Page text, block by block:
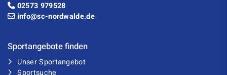
02573 979528
info@sc-nordwalde.de
Sportangebote finden
Unser Sportangebot